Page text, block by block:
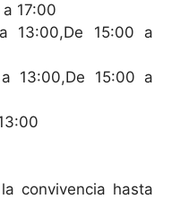
17:00
13:00,De 15:00 a
13:00,De 15:00 a
convivencia hasta